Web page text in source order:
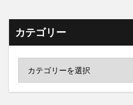
カテゴリー